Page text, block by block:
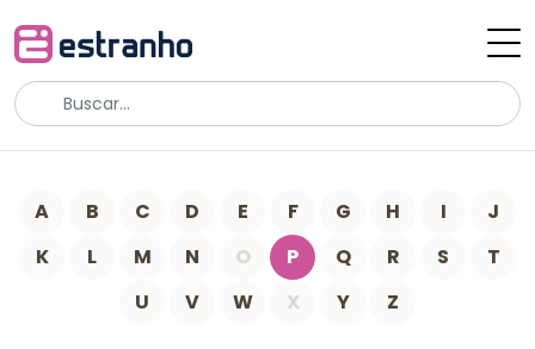
A B C D E F G H I
J
K
L M N O P Q R S
T
U
V W X Y Z